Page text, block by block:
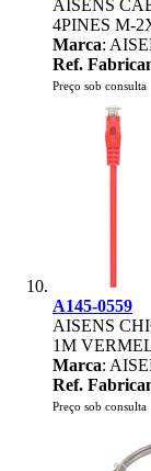
AISENS
4PINES M-
Marca:
Ref.
Preço sob consulta
A145-0559
AISENS
1M
Marca:
Ref.
Preço sob consulta